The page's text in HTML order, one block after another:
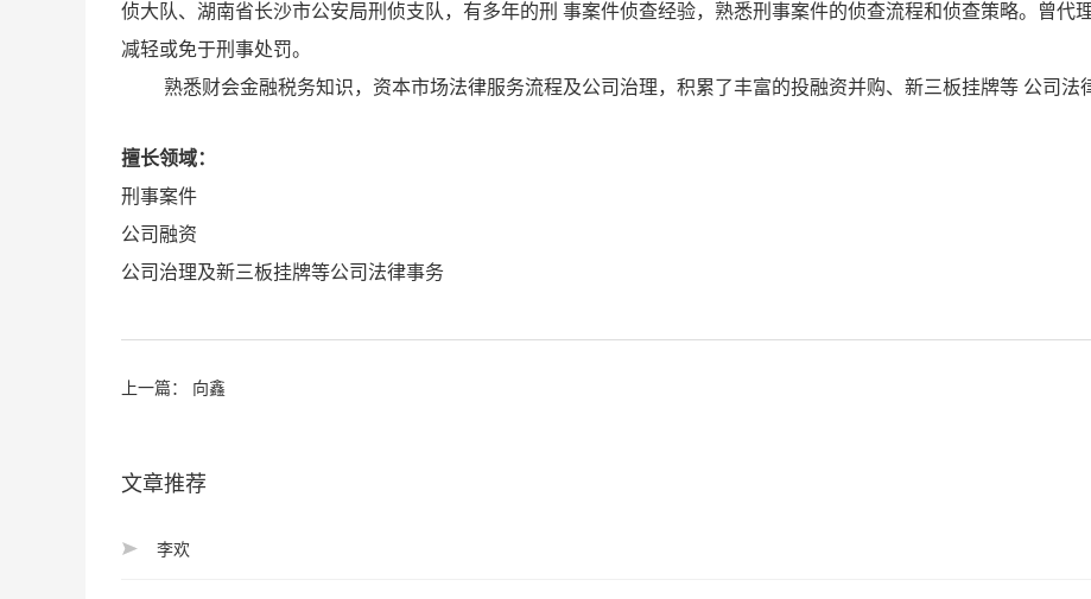
侦大队、湖南省长沙市公安局刑侦支队，有多年的刑 事案件侦查经验，熟悉刑事案件的侦查流程和侦查策略。曾代
减轻或免于刑事处罚。
熟悉财会金融税务知识，资本市场法律服务流程及公司治理，积累了丰富的投融资并购、新三板挂牌等 公司法
擅长领域：
刑事案件
公司融资
公司治理及新三板挂牌等公司法律事务
上一篇： 向鑫
文章推荐
李欢